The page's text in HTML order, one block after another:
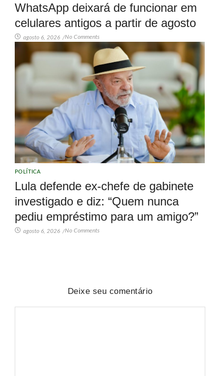
WhatsApp deixará de funcionar em
celulares antigos a partir de agosto
agosto 6, 2026 /No Comments
POLÍTICA
Lula defende ex-chefe de gabinete
investigado e diz: “Quem nunca
pediu empréstimo para um amigo?”
agosto 6, 2026 /No Comments
Deixe seu comentário